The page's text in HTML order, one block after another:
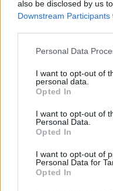
also be disclosed by us
Downstream Participants
Personal Data
I want to opt-out of
personal data.
Opted In
I want to opt-out of
Personal Data.
Opted In
I want to opt-out of
Personal Data for
Opted In
ΡΟΗ ΕΙΔΗΣΕΩΝ